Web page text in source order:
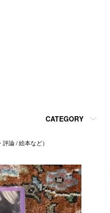
CATEGORY
論 / 絵本など）